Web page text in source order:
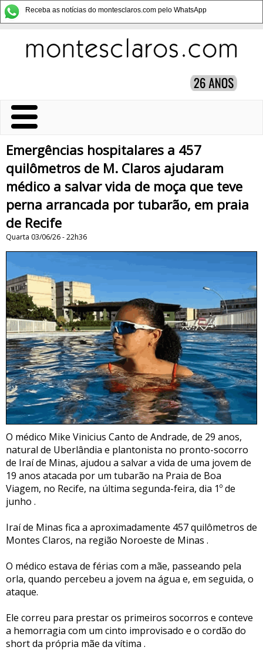
Receba as notícias do montesclaros.com pelo WhatsApp
Emergências hospitalares a 457
quilômetros de M. Claros ajudaram
médico a salvar vida de moça que teve
perna arrancada por tubarão, em praia
de Recife
Quarta 03/06/26 - 22h36
O médico Mike Vinicius Canto de Andrade, de 29 anos,
natural de Uberlândia e plantonista no pronto-socorro
de Iraí de Minas, ajudou a salvar a vida de uma jovem de
19 anos atacada por um tubarão na Praia de Boa
Viagem, no Recife, na última segunda-feira, dia 1º de
junho .
Iraí de Minas fica a aproximadamente 457 quilômetros de
Montes Claros, na região Noroeste de Minas .
O médico estava de férias com a mãe, passeando pela
orla, quando percebeu a jovem na água e, em seguida, o
ataque.
Ele correu para prestar os primeiros socorros e conteve
a hemorragia com um cinto improvisado e o cordão do
short da própria mãe da vítima .